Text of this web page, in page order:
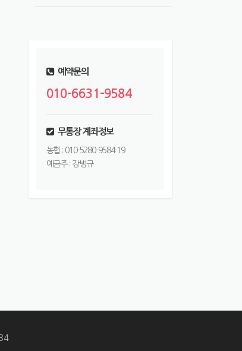
예약문의
010-6631-9584
무통장 계좌정보
농협 : 010-5280-9584-19
예금주 : 강병규